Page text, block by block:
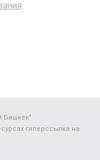
Бишкек"
гиперссылка на